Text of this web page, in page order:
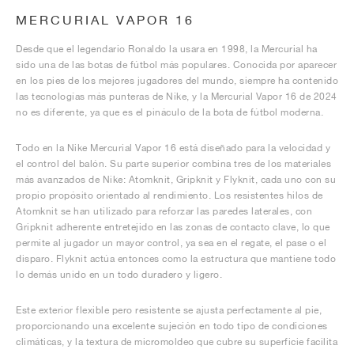
MERCURIAL VAPOR 16
Desde que el legendario Ronaldo la usara en 1998, la Mercurial ha
sido una de las botas de fútbol más populares. Conocida por aparecer
en los pies de los mejores jugadores del mundo, siempre ha contenido
las tecnologías más punteras de Nike, y la Mercurial Vapor 16 de 2024
no es diferente, ya que es el pináculo de la bota de fútbol moderna.
Todo en la Nike Mercurial Vapor 16 está diseñado para la velocidad y
el control del balón. Su parte superior combina tres de los materiales
más avanzados de Nike: Atomknit, Gripknit y Flyknit, cada uno con su
propio propósito orientado al rendimiento. Los resistentes hilos de
Atomknit se han utilizado para reforzar las paredes laterales, con
Gripknit adherente entretejido en las zonas de contacto clave, lo que
permite al jugador un mayor control, ya sea en el regate, el pase o el
disparo. Flyknit actúa entonces como la estructura que mantiene todo
lo demás unido en un todo duradero y ligero.
Este exterior flexible pero resistente se ajusta perfectamente al pie,
proporcionando una excelente sujeción en todo tipo de condiciones
climáticas, y la textura de micromoldeo que cubre su superficie facilita